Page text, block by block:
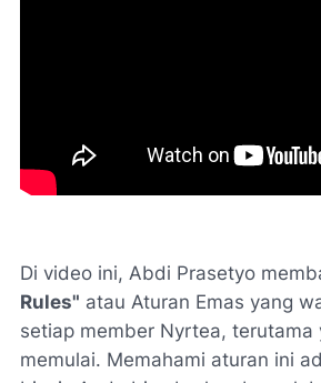
Di video ini, Abdi Prasetyo
Rules" atau Aturan Emas yang
setiap member Nyrtea, terutama
memulai. Memahami aturan ini